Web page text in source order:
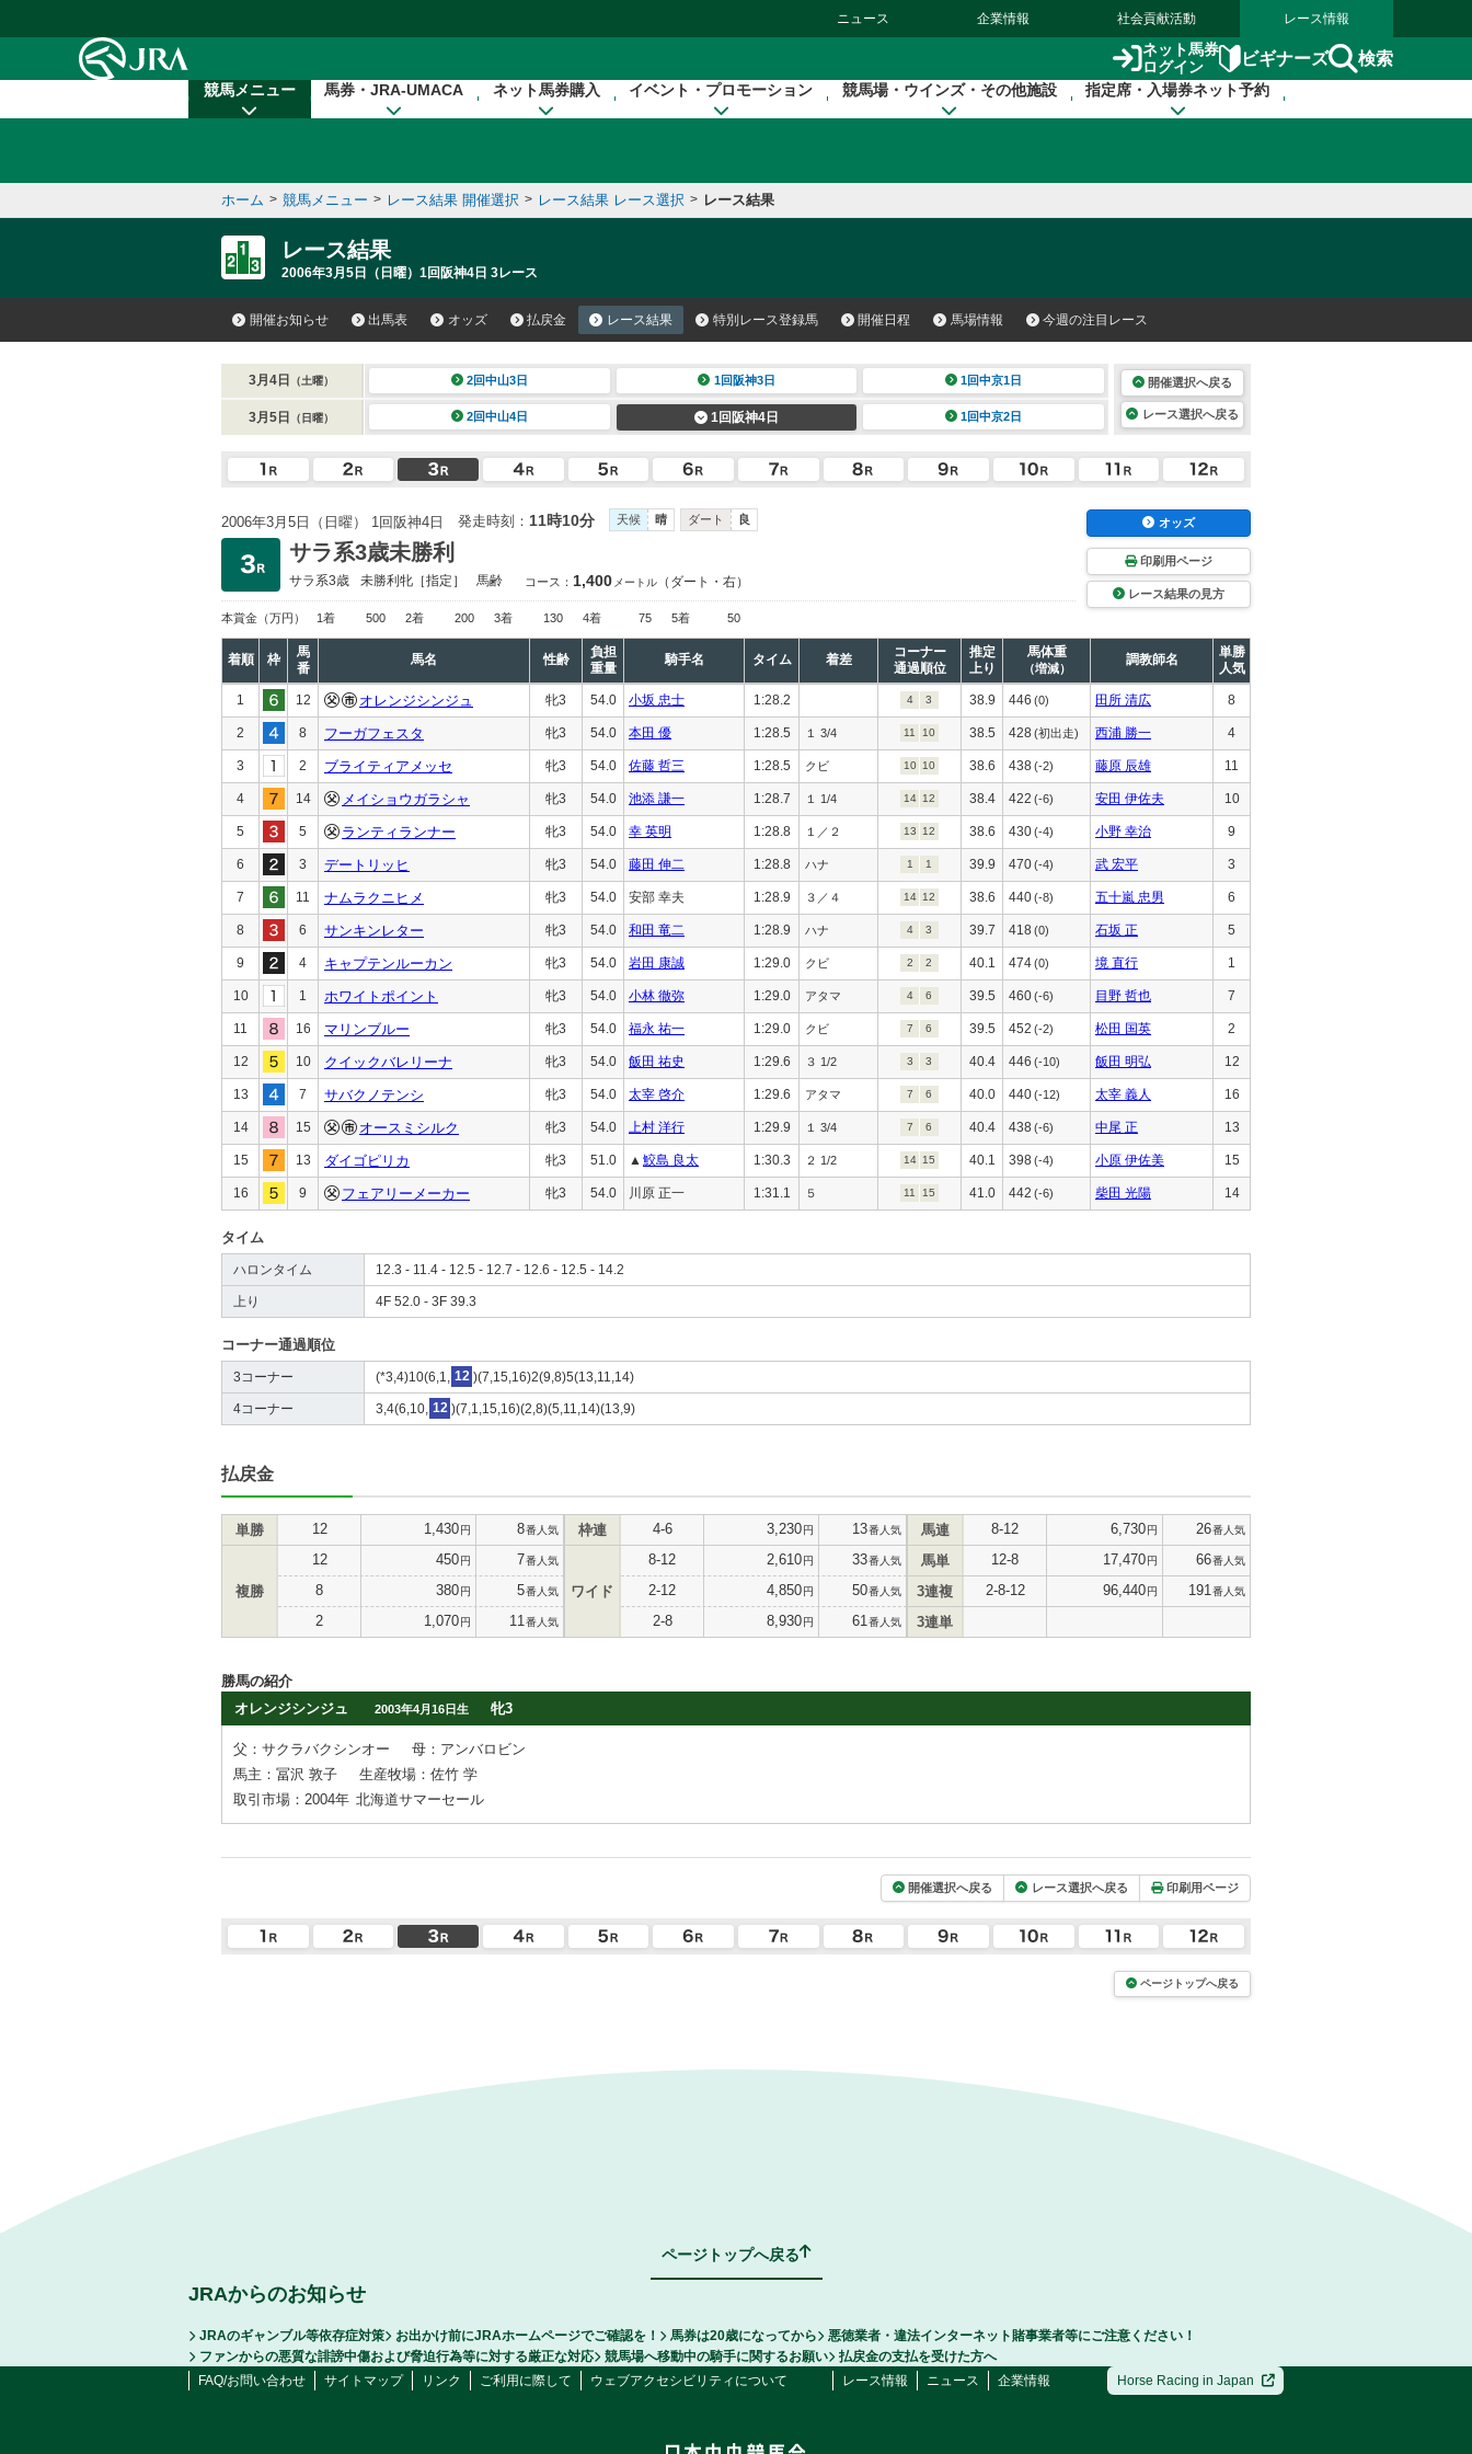
ニュース 企業情報 社会貢献活動 レース情報
ネット馬券
ログイン
ビギナーズ 検索
競馬メニュー 馬券・JRA-UMACA ネット馬券購入 イベント・プロモーション 競馬場・ウインズ・その他施設 指定席・入場券ネット予約
ホーム > 競馬メニュー > レース結果 開催選択 > レース結果 レース選択 > レース結果
レース結果
2006年3月5日（日曜）1回阪神4日 3レース
開催お知らせ 出馬表 オッズ 払戻金 レース結果 特別レース登録馬 開催日程 馬場情報 今週の注目レース
3月4日 （土曜） 2回中山3日 1回阪神3日 1回中京1日
3月5日 （日曜） 2回中山4日 1回阪神4日 1回中京2日
開催選択へ戻る
レース選択へ戻る
2006年3月5日（日曜） 1回阪神4日 発走時刻： 11時10分 天候 晴 ダート 良
サラ系3歳未勝利
サラ系3歳 未勝利牝［指定］ 馬齢 コース： 1,400 メートル （ダート・右）
本賞金 （万円） 1着 500 2着 200 3着 130 4着 75 5着 50
オッズ
印刷用ページ
レース結果の見方
着順 枠
馬
番
馬名 性齢
負担
重量
騎手名 タイム 着差
コーナー
通過順位
推定
上り
馬体重
（増減）
調教師名
単勝
人気
1 12 オレンジシンジュ 牝3 54.0 小坂 忠士 1:28.2 4 3 38.9 446 (0) 田所 清広 8
2 8 フーガフェスタ 牝3 54.0 本田 優 1:28.5 １ 3/4 11 10 38.5 428 (初出走) 西浦 勝一 4
3 2 ブライティアメッセ 牝3 54.0 佐藤 哲三 1:28.5 クビ 10 10 38.6 438(-2) 藤原 辰雄 11
4 14 メイショウガラシャ 牝3 54.0 池添 謙一 1:28.7 １ 1/4 14 12 38.4 422 (-6) 安田 伊佐夫 10
5 5 ランティランナー 牝3 54.0 幸 英明 1:28.8 １／２ 13 12 38.6 430(-4) 小野 幸治 9
6 3 デートリッヒ 牝3 54.0 藤田 伸二 1:28.8 ハナ 1 1 39.9 470(-4) 武 宏平 3
7 11 ナムラクニヒメ 牝3 54.0 安部 幸夫 1:28.9 ３／４ 14 12 38.6 440(-8) 五十嵐 忠男 6
8 6 サンキンレター 牝3 54.0 和田 竜二 1:28.9 ハナ 4 3 39.7 418 (0) 石坂 正 5
9 4 キャプテンルーカン 牝3 54.0 岩田 康誠 1:29.0 クビ 2 2 40.1 474(0) 境 直行 1
10 1 ホワイトポイント 牝3 54.0 小林 徹弥 1:29.0 アタマ 4 6 39.5 460(-6) 目野 哲也 7
11 16 マリンブルー 牝3 54.0 福永 祐一 1:29.0 クビ 7 6 39.5 452 (-2) 松田 国英 2
12 10 クイックバレリーナ 牝3 54.0 飯田 祐史 1:29.6 ３ 1/2 3 3 40.4 446 (-10) 飯田 明弘 12
13 7 サバクノテンシ 牝3 54.0 太宰 啓介 1:29.6 アタマ 7 6 40.0 440(-12) 太宰 義人 16
14 15 オースミシルク 牝3 54.0 上村 洋行 1:29.9 １ 3/4 7 6 40.4 438 (-6) 中尾 正 13
15 13 ダイゴピリカ 牝3 51.0 ▲ 鮫島 良太 1:30.3 ２ 1/2 14 15 40.1 398(-4) 小原 伊佐美 15
16 9 フェアリーメーカー 牝3 54.0 川原 正一 1:31.1 ５ 11 15 41.0 442 (-6) 柴田 光陽 14
タイム
ハロンタイム 12.3 - 11.4 - 12.5 - 12.7 - 12.6 - 12.5 - 14.2
上り 4F 52.0 - 3F 39.3
コーナー通過順位
3コーナー (*3,4)10(6,1, 12 )(7,15,16)2(9,8)5(13,11,14)
4コーナー 3,4(6,10, 12 )(7,1,15,16)(2,8)(5,11,14)(13,9)
払戻金
単勝 12 1,430円 8番人気
複勝
12 450円 7番人気
8 380円 5番人気
2 1,070円 11 番人気
枠連 4-6 3,230円 13番人気
ワイド
8-12 2,610円 33番人気
2-12 4,850円 50番人気
2-8 8,930円 61 番人気
馬連 8-12 6,730円 26番人気
馬単 12-8 17,470円 66番人気
3連複 2-8-12 96,440円 191 番人気
3連単
勝馬の紹介
オレンジシンジュ
2003年4月16日生 牝3
父：サクラバクシンオー
母：アンバロビン
馬主：冨沢 敦子
生産牧場：佐竹 学
取引市場：2004年 北海道サマーセール
開催選択へ戻る レース選択へ戻る 印刷用ページ
ページトップへ戻る
ページトップへ戻る
JRAからのお知らせ
JRAのギャンブル等依存症対策 お出かけ前にJRAホームページでご確認を！ 馬券は20歳になってから
悪徳業者・違法インターネット賭事業者等にご注意ください！
ファンからの悪質な誹謗中傷および脅迫行為等に対する厳正な対応
競馬場へ移動中の騎手に関するお願い
払戻金の支払を受けた方へ
FAQ/お問い合わせ
サイトマップ リンク ご利用に際して ウェブアクセシビリティについて レース情報 ニュース 企業情報 Horse Racing in Japan